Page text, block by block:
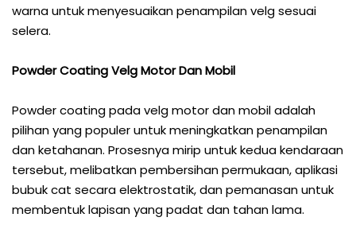
warna untuk menyesuaikan penampilan velg sesuai
selera.
Powder Coating Velg Motor Dan Mobil
Powder coating pada velg motor dan mobil adalah
pilihan yang populer untuk meningkatkan penampilan
dan ketahanan. Prosesnya mirip untuk kedua kendaraan
tersebut, melibatkan pembersihan permukaan, aplikasi
bubuk cat secara elektrostatik, dan pemanasan untuk
membentuk lapisan yang padat dan tahan lama.